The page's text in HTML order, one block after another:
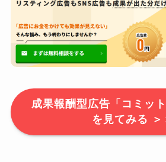
成果報酬型広告「コミッ
を見てみる ＞